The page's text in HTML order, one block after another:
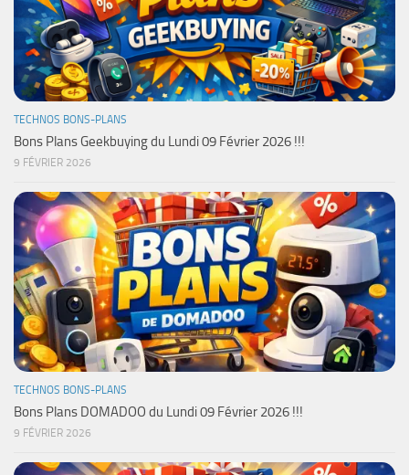
TECHNOS BONS-PLANS
Bons Plans Geekbuying du Lundi 09 Février 2026 !!!
9 FÉVRIER 2026
TECHNOS BONS-PLANS
Bons Plans DOMADOO du Lundi 09 Février 2026 !!!
9 FÉVRIER 2026